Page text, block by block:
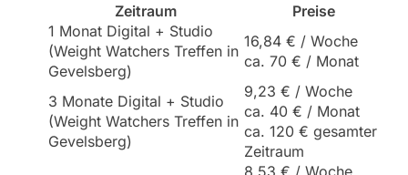
Zeitraum
Preise
1 Monat Digital + Studio
(Weight Watchers Treffen in
Gevelsberg)
16,84 € / Woche
ca. 70 € / Monat
3 Monate Digital + Studio
(Weight Watchers Treffen in
Gevelsberg)
9,23 € / Woche
ca. 40 € / Monat
ca. 120 € gesamter
Zeitraum
8,53 € / Woche